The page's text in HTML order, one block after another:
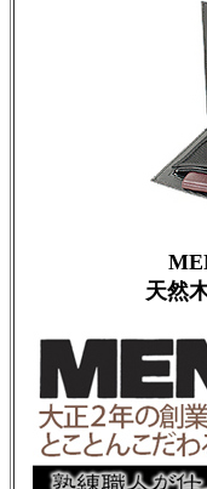
天然